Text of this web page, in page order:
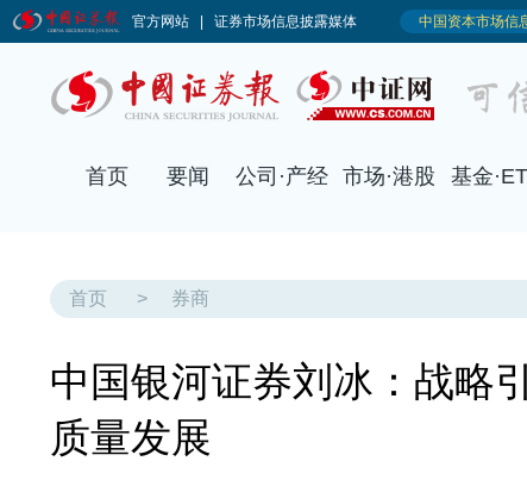
首页 要闻 公司·产经 市场·港股 基金
首页 > 券商
中国银河证券刘冰：战略
质量发展